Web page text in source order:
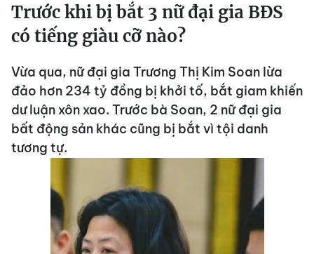
Trước khi bị bắt 3 nữ đại gia BĐS
có tiếng giàu cỡ nào?
Vừa qua, nữ đại gia Trương Thị Kim Soan lừa
đảo hơn 234 tỷ đồng bị khởi tố, bắt giam khiến
dư luận xôn xao. Trước bà Soan, 2 nữ đại gia
bất động sản khác cũng bị bắt vì tội danh
tương tự.